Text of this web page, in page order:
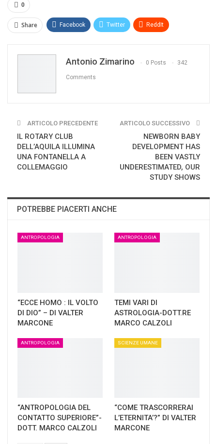
0
Share Facebook Twitter ReddIt
Antonio Zimarino 0 Posts 342
Comments
ARTICOLO PRECEDENTE
IL ROTARY CLUB
DELL’AQUILA ILLUMINA
UNA FONTANELLA A
COLLEMAGGIO
ARTICOLO SUCCESSIVO
NEWBORN BABY
DEVELOPMENT HAS
BEEN VASTLY
UNDERESTIMATED, OUR
STUDY SHOWS
POTREBBE PIACERTI ANCHE
ANTROPOLOGIA
“ECCE HOMO : IL VOLTO
DI DIO” – DI VALTER
MARCONE
ANTROPOLOGIA
TEMI VARI DI
ASTROLOGIA-DOTT.RE
MARCO CALZOLI
ANTROPOLOGIA
“ANTROPOLOGIA DEL
CONTATTO SUPERIORE”-
DOTT. MARCO CALZOLI
SCIENZE UMANE
“COME TRASCORRERAI
L’ETERNITA’?” DI VALTER
MARCONE